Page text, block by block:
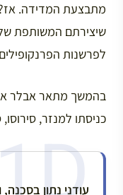
מתבצעת המדידה.
שיצירתם המשותפת
לפרשנות
בהמשך מתאר אבלר את
כניסתו למנזר,
עודני נתון בסכנה,